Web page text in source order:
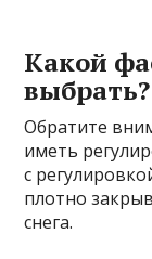
Какой
выбрать?
Обратите
иметь
с
плотно
снега.